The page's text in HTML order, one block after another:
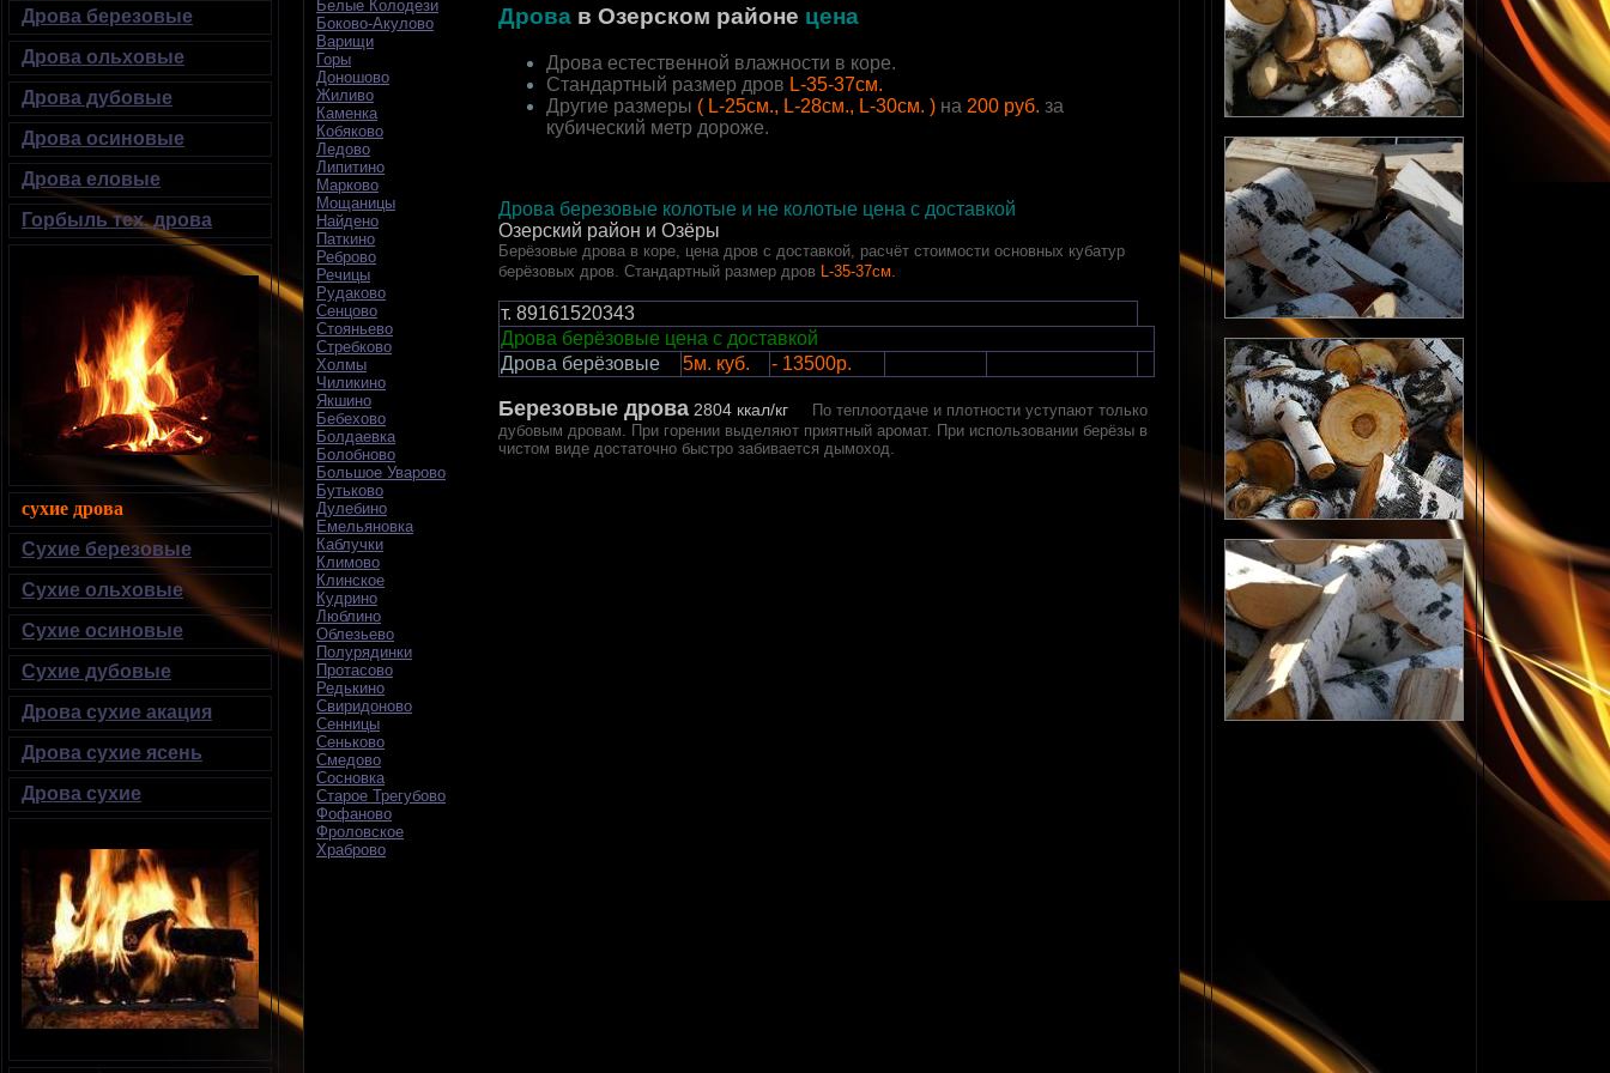
Белые Колодези
Боково-Акулово
Варищи
Горы
Доношово
Жиливо
Каменка
Кобяково
Ледово
Липитино
Марково
Мощаницы
Найдено
Паткино
Реброво
Речицы
Рудаково
Сенцово
Стояньево
Стребково
Холмы
Чиликино
Якшино
Бебехово
Болдаевка
Болобново
Большое Уварово
Бутьково
Дулебино
Емельяновка
Каблучки
Климово
Клинское
Кудрино
Люблино
Облезьево
Полурядинки
Протасово
Редькино
Свиридоново
Сенницы
Сеньково
Смедово
Сосновка
Старое Трегубово
Фофаново
Фроловское
Храброво
Дрова в Озерском районе цена
Дрова естественной влажности в коре.
Стандартный размер дров L-35-37см.
Другие размеры ( L-25см., L-28см., L-30см. ) на 200 руб. за
кубический метр дороже.
Дрова березовые колотые и не колотые цена с доставкой
Озерский район и Озёры
Берёзовые дрова в коре, цена дров с доставкой, расчёт стоимости основных кубатур
берёзовых дров. Стандартный размер дров
L-35-37см.
т. 89161520343
Дрова берёзовые цена с доставкой
Дрова берёзовые
5м. куб. - 13500р.
Березовые дрова 2804 ккал/кг
По теплоотдаче и плотности уступают только
дубовым дровам. При горении выделяют приятный аромат. При использовании берёзы в
чистом виде достаточно быстро забивается дымоход.
Дрова березовые
Дрова ольховые
Дрова дубовые
Дрова осиновые
Дрова еловые
Горбыль тех. дрова
сухие дрова
Сухие березовые
Сухие ольховые
Сухие осиновые
Сухие дубовые
Дрова сухие акация
Дрова сухие ясень
Дрова сухие